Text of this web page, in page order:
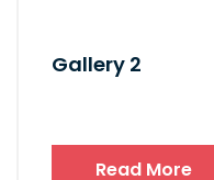
Gallery 2
Read More